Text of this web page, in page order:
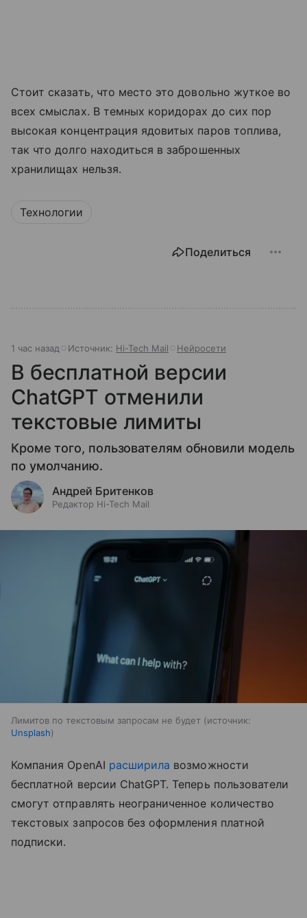
Стоит сказать, что место это довольно жуткое во
всех смыслах. В темных коридорах до сих пор
высокая концентрация ядовитых паров топлива,
так что долго находиться в заброшенных
хранилищах нельзя.
Технологии
Поделиться
1 час назад Источник: Hi-Tech Mail Нейросети
В бесплатной версии
ChatGPT отменили
текстовые лимиты
Кроме того, пользователям обновили модель
по умолчанию.
Андрей Бритенков
Редактор Hi-Tech Mail
Лимитов по текстовым запросам не будет
источник:
Unsplash
Компания OpenAI расширила возможности
бесплатной версии ChatGPT. Теперь пользователи
смогут отправлять неограниченное количество
текстовых запросов без оформления платной
подписки.